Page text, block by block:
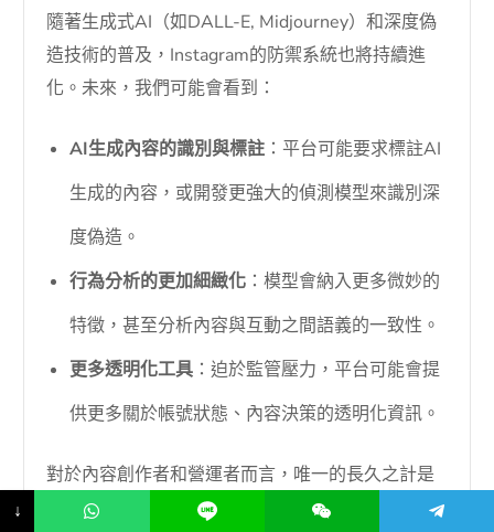
隨著生成式AI（如DALL-E, Midjourney）和深度偽
造技術的普及，Instagram的防禦系統也將持續進
化。未來，我們可能會看到：
AI生成內容的識別與標註 ：平台可能要求標註AI
生成的內容，或開發更強大的偵測模型來識別深
度偽造。
行為分析的更加細緻化 ：模型會納入更多微妙的
特徵，甚至分析內容與互動之間語義的一致性。
更多透明化工具 ：迫於監管壓力，平台可能會提
供更多關於帳號狀態、內容決策的透明化資訊。
對於內容創作者和營運者而言，唯一的長久之計是
擁抱「
在平台規則框架內，以真實和創造力為核
↓